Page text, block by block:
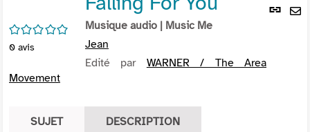
Lien
/5
0 avis
Musique audio | Music Me
Jean
Edité par WARNER / The Area
Movement
SUJET DESCRIPTION